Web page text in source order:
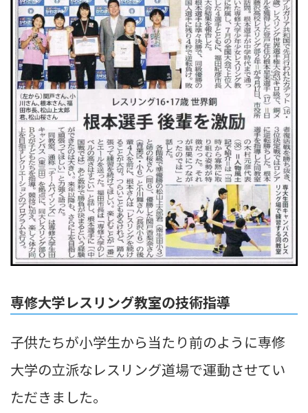
専修大学レスリング教室の技術指導
子供たちが小学生から当たり前のように専修
大学の立派なレスリング道場で運動させてい
ただきました。